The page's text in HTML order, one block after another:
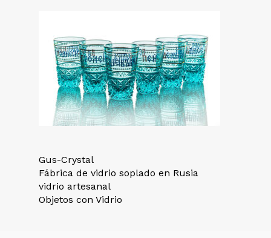
Gus-Crystal
Fábrica de vidrio soplado en Rusia
vidrio artesanal
Objetos con Vidrio